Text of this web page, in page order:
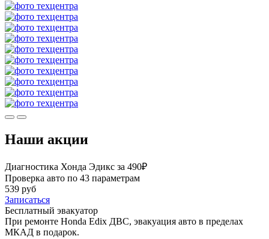
Наши акции
Диагностика Хонда Эдикс за 490₽
Проверка авто по 43 параметрам
539 руб
Записаться
Бесплатный эвакуатор
При ремонте Honda Edix ДВС, эвакуация авто в пределах
МКАД в подарок.